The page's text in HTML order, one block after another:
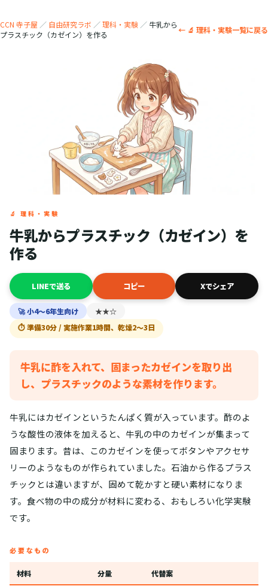
CCN 寺子屋 ／ 自由研究ラボ ／理科・実験 ／ 牛乳から
プラスチック（カゼイン）を作る
← 🔬 理科・実験一覧に戻る
🔬 理科・実験
牛乳からプラスチック（カゼイン）を
作る
LINEで送る コピー Xでシェア
🚀 小4〜6年生向け
★★☆
⏱ 準備30分 / 実施作業1時間、乾燥2〜3日
牛乳に酢を入れて、固まったカゼインを取り出
し、プラスチックのような素材を作ります。
牛乳にはカゼインというたんぱく質が入っています。酢のよ
うな酸性の液体を加えると、牛乳の中のカゼインが集まって
固まります。昔は、このカゼインを使ってボタンやアクセサ
リーのようなものが作られていました。石油から作るプラス
チックとは違いますが、固めて乾かすと硬い素材になりま
す。食べ物の中の成分が材料に変わる、おもしろい化学実験
です。
必要なもの
材料 分量 代替案